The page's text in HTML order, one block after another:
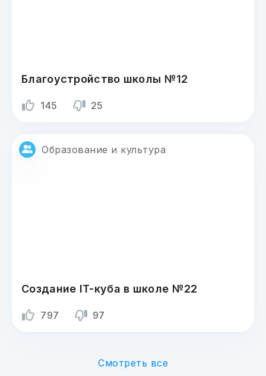
Благоустройство школы №12
145 25
Образование и культура
Создание IT-куба в школе №22
797 97
Смотреть все